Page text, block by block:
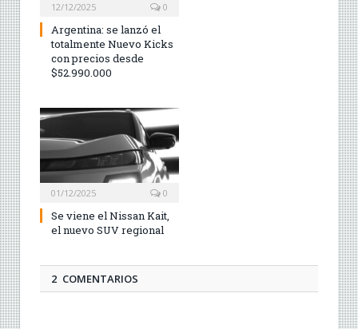
12/12/2025 0
Argentina: se lanzó el
totalmente Nuevo Kicks
con precios desde
$52.990.000
01/12/2025 0
Se viene el Nissan Kait,
el nuevo SUV regional
2 COMENTARIOS